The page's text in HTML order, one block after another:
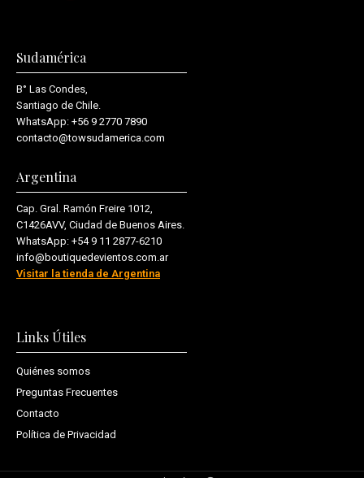
Sudamérica
B° Las Condes,
Santiago de Chile.
WhatsApp: +56 9 2770 7890
contacto@towsudamerica.com
Argentina
Cap. Gral. Ramón Freire 1012,
C1426AVV, Ciudad de Buenos Aires.
WhatsApp: +54 9 11 2877-6210
info@boutiquedevientos.com.ar
Visitar la tienda de Argentina
Links Útiles
Quiénes somos
Preguntas Frecuentes
Contacto
Política de Privacidad